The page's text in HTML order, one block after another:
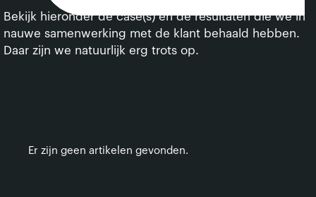
Bekijk hieronder de case(s) en de resultaten die we in
nauwe samenwerking met de klant behaald hebben.
Daar zijn we natuurlijk erg trots op.
Er zijn geen artikelen gevonden.